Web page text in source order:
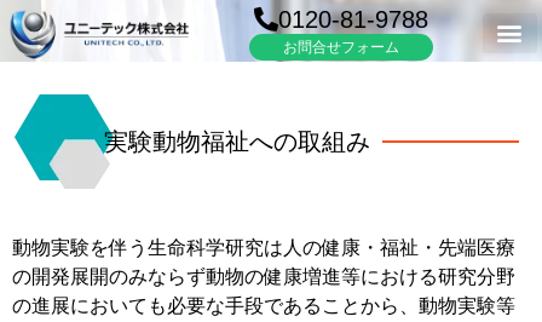
0120-81-9788
お問合せフォーム
実験動物福祉への取組み
動物実験を伴う生命科学研究は人の健康・福祉・先端医療
の開発展開のみならず動物の健康増進等における研究分野
の進展においても必要な手段であることから、動物実験等